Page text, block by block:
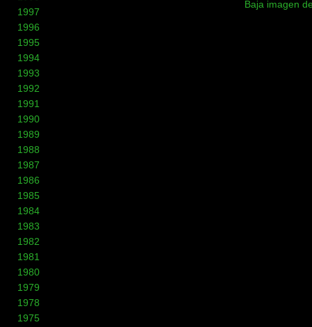
1997
1996
1995
1994
1993
1992
1991
1990
1989
1988
1987
1986
1985
1984
1983
1982
1981
1980
1979
1978
1975
Baja imagen